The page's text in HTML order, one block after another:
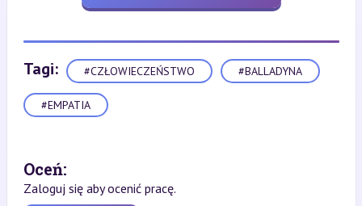
Tagi: #CZŁOWIECZEŃSTWO #BALLADYNA
#EMPATIA
Oceń:
Zaloguj się aby ocenić pracę.